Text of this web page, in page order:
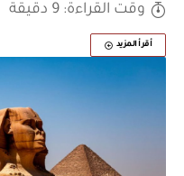
وقت القراءة: 9 دقيقة
أقرأ المزيد